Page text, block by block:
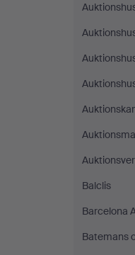
Balclis
Barcelona
Batemans